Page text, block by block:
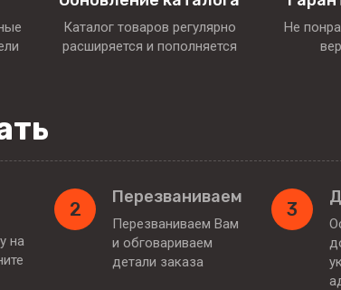
Каталог товаров регулярно
расширяется и пополняется
Не
на
2
Перезваниваем
Перезваниваем Вам
и обговариваем
детали заказа
3